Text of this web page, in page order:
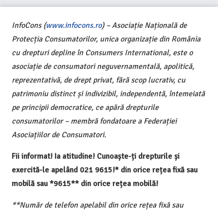
InfoCons (www.infocons.ro) – Asociație Națională de
Protecția Consumatorilor, unica organizație din România
cu drepturi depline în Consumers International, este o
asociație de consumatori neguvernamentală, apolitică,
reprezentativă, de drept privat, fără scop lucrativ, cu
patrimoniu distinct și indivizibil, independentă, întemeiată
pe principii democratice, ce apără drepturile
consumatorilor – membră fondatoare a Federației
Asociațiilor de Consumatori.
Fii informat! Ia atitudine! Cunoaște-ți drepturile și
exercită-le apelând 021 9615!* din orice rețea fixă sau
mobilă sau *9615** din orice rețea mobilă!
**Număr de telefon apelabil din orice rețea fixă sau